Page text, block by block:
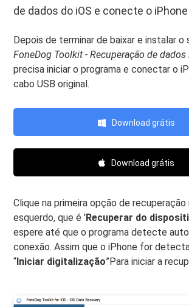
de dados do iOS e conecte o iPhone
Depois de terminar de baixar e instalar
FoneDog Toolkit - Recuperação de dados
precisa iniciar o programa e conectar o
cabo USB original.
Download grátis
Download grátis
Clique na primeira opção de recuperação
esquerdo, que é 'Recuperar do
espere até que o programa detecte
conexão. Assim que o iPhone for
“ Iniciar digitalização”Para iniciar a